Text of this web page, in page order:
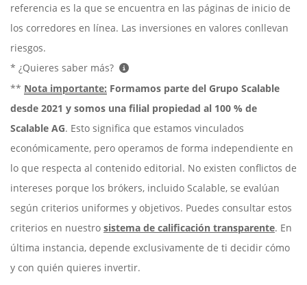
referencia es la que se encuentra en las páginas de inicio de
los corredores en línea. Las inversiones en valores conllevan
riesgos.
* ¿Quieres saber más?
** Nota importante: Formamos parte del Grupo Scalable
desde 2021 y somos una filial propiedad al 100 % de
Scalable AG. Esto significa que estamos vinculados
económicamente, pero operamos de forma independiente en
lo que respecta al contenido editorial. No existen conflictos de
intereses porque los brókers, incluido Scalable, se evalúan
según criterios uniformes y objetivos. Puedes consultar estos
criterios en nuestro sistema de calificación transparente. En
última instancia, depende exclusivamente de ti decidir cómo
y con quién quieres invertir.